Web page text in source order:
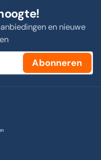
en nieuwe
Abonneren